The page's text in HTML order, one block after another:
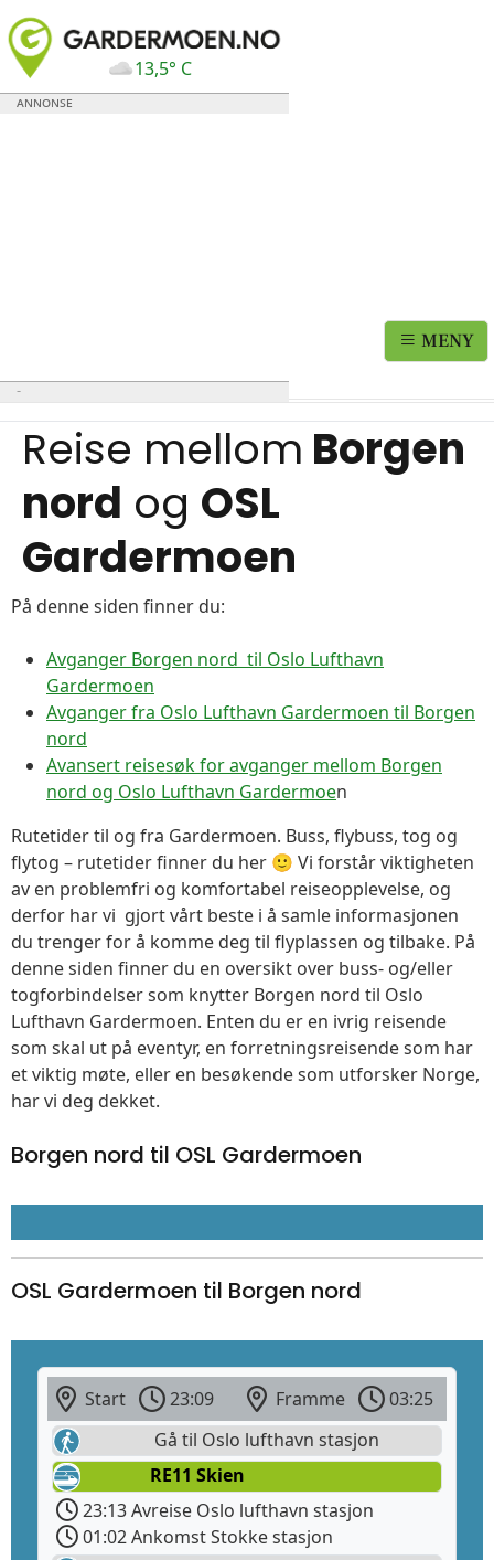
13,5° C
MENY
Reise mellom Borgen
nord og OSL
Gardermoen
På denne siden finner du:
Avganger Borgen nord til Oslo Lufthavn
Gardermoen
Avganger fra Oslo Lufthavn Gardermoen til Borgen
nord
Avansert reisesøk for avganger mellom Borgen
nord og Oslo Lufthavn Gardermoen
Rutetider til og fra Gardermoen. Buss, flybuss, tog og
flytog – rutetider finner du her 🙂 Vi forstår viktigheten
av en problemfri og komfortabel reiseopplevelse, og
derfor har vi gjort vårt beste i å samle informasjonen
du trenger for å komme deg til flyplassen og tilbake. På
denne siden finner du en oversikt over buss- og/eller
togforbindelser som knytter Borgen nord til Oslo
Lufthavn Gardermoen. Enten du er en ivrig reisende
som skal ut på eventyr, en forretningsreisende som har
et viktig møte, eller en besøkende som utforsker Norge,
har vi deg dekket.
Borgen nord til OSL Gardermoen
OSL Gardermoen til Borgen nord
Start 23:09 Framme
03:25
Gå til Oslo lufthavn stasjon
RE11 Skien
23:13 Avreise Oslo lufthavn stasjon
01:02 Ankomst Stokke stasjon